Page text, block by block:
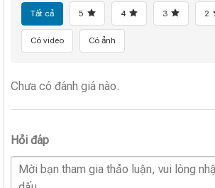
Tất cả 5 4 3 2
Có video Có ảnh
Chưa có đánh giá nào.
Hỏi đáp